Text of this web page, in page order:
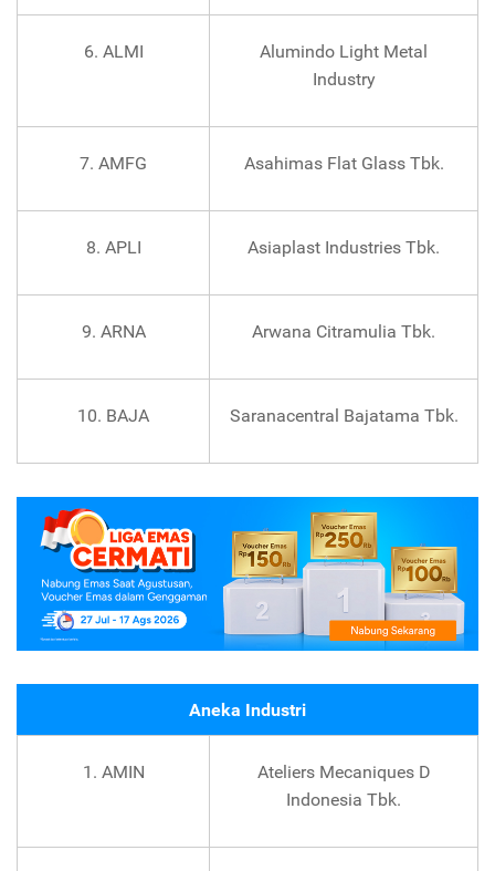
6. ALMI
Alumindo Light Metal
Industry
7. AMFG Asahimas Flat Glass Tbk.
8. APLI Asiaplast Industries Tbk.
9. ARNA Arwana Citramulia Tbk.
10. BAJA Saranacentral Bajatama Tbk.
Aneka Industri
1. AMIN
Ateliers Mecaniques D
Indonesia Tbk.